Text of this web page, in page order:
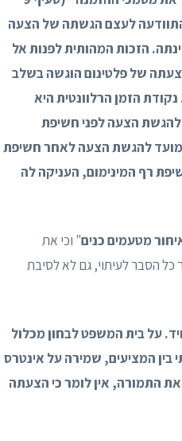
לעצם הגשתה של הצעה
הזכות המהותית לפנות אל
של פלטינום הוגשה בשלב
הזמן הרלוונטית היא
הצעה לפני חשיפת
מועד להגשת הצעה לאחר חשיפת
רף המינימום, העניקה לה
מטעמים כנים" וכי את
הסבר לעיתוי, גם לא לסיבת
על בית המשפט לבחון מכלול
בין המציעים, שמירה על אינטרס
התמורה, אין לומר כי הצעתה